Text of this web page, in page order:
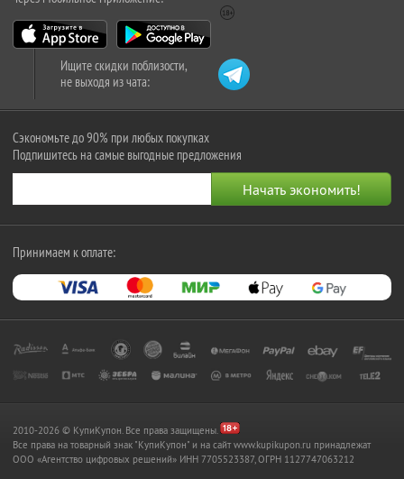
Ищите скидки поблизости,
не выходя из чата:
Сэкономьте до 90% при любых покупках
Подпишитесь на самые выгодные предложения
Принимаем к оплате:
2010-2026 © КупиКупон. Все права защищены.
Все права на товарный знак "КупиКупон" и на сайт www.kupikupon.ru принадлежат
OOO «Агентство цифровых решений» ИНН 7705523387, ОГРН 1127747063212